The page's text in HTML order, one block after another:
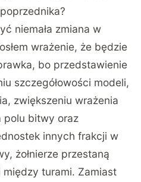
niemała zmiana w
wrażenie, że będzie
bo przedstawienie
szczegółowości modeli,
zwiększeniu wrażenia
polu bitwy oraz
innych frakcji w
żołnierze przestaną
między turami. Zamiast